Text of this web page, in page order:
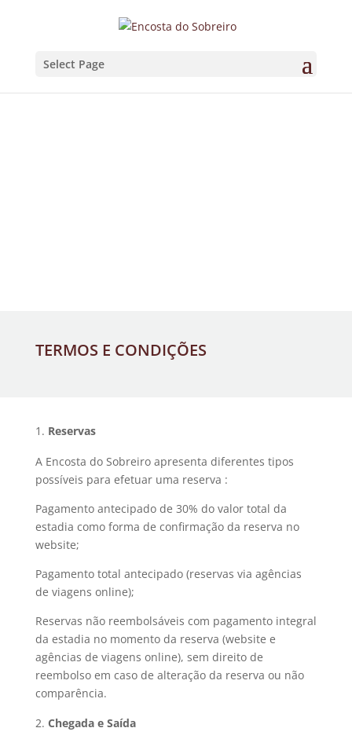
Select Page
TERMOS E CONDIÇÕES
Reservas
A Encosta do Sobreiro apresenta diferentes tipos
possíveis para efetuar uma reserva :
Pagamento antecipado de 30% do valor total da
estadia como forma de confirmação da reserva no
website;
Pagamento total antecipado (reservas via agências
de viagens online);
Reservas não reembolsáveis com pagamento integral
da estadia no momento da reserva (website e
agências de viagens online), sem direito de
reembolso em caso de alteração da reserva ou não
comparência.
Chegada e Saída